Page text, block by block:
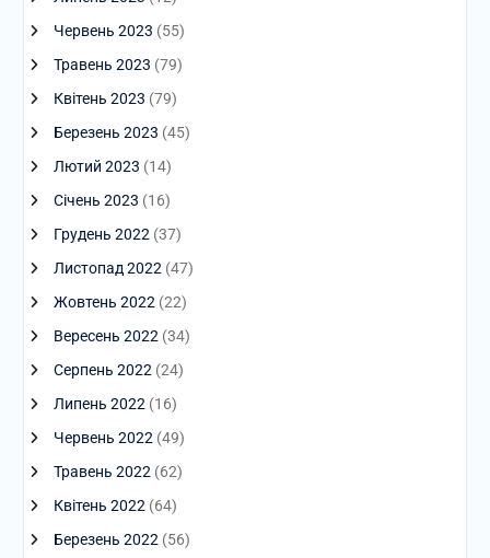
Червень 2023 (55)
Травень 2023 (79)
Квітень 2023 (79)
Березень 2023 (45)
Лютий 2023 (14)
Січень 2023 (16)
Грудень 2022(37)
Листопад 2022(47)
Жовтень 2022(22)
Вересень 2022(34)
Серпень 2022(24)
Липень 2022(16)
Червень 2022(49)
Травень 2022(62)
Квітень 2022(64)
Березень 2022(56)